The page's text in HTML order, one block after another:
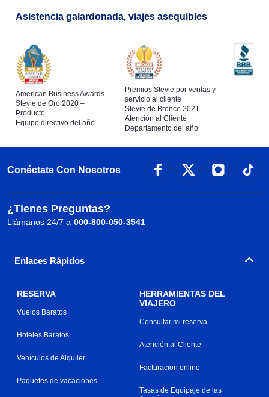
Asistencia galardonada, viajes asequibles
American Business Awards
Stevie de Oro 2020 –
Producto
Equipo directivo del año
Premios Stevie por ventas y
servicio al cliente
Stevie de Bronce 2021 –
Atención al Cliente
Departamento del año
Conéctate Con Nosotros
¿Tienes Preguntas?
Llámanos 24/7 a 000-800-050-3541
Enlaces Rápidos
RESERVA
Vuelos Baratos
Hoteles Baratos
Vehículos de Alquiler
Paquetes de vacaciones
HERRAMIENTAS DEL
VIAJERO
Consultar mi reserva
Atención al Cliente
Facturacion online
Tasas de Equipaje de las